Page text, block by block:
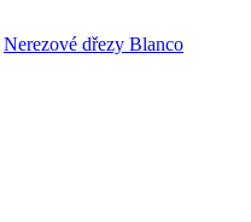
Nerezové dřezy Blanco